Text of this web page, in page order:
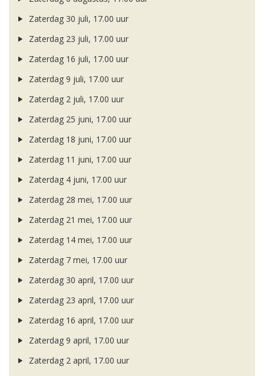
Zaterdag 30 juli, 17.00 uur
Zaterdag 23 juli, 17.00 uur
Zaterdag 16 juli, 17.00 uur
Zaterdag 9 juli, 17.00 uur
Zaterdag 2 juli, 17.00 uur
Zaterdag 25 juni, 17.00 uur
Zaterdag 18 juni, 17.00 uur
Zaterdag 11 juni, 17.00 uur
Zaterdag 4 juni, 17.00 uur
Zaterdag 28 mei, 17.00 uur
Zaterdag 21 mei, 17.00 uur
Zaterdag 14 mei, 17.00 uur
Zaterdag 7 mei, 17.00 uur
Zaterdag 30 april, 17.00 uur
Zaterdag 23 april, 17.00 uur
Zaterdag 16 april, 17.00 uur
Zaterdag 9 april, 17.00 uur
Zaterdag 2 april, 17.00 uur